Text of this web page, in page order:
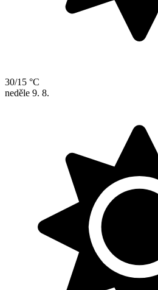
30/15 °C
neděle 9. 8.